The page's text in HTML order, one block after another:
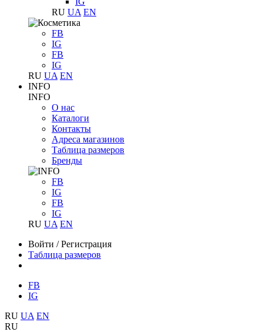
RU UA EN
FB
IG
FB
IG
RU UA EN
INFO
INFO
О нас
Каталоги
Контакты
Адреса магазинов
Таблица размеров
Бренды
FB
IG
FB
IG
RU UA EN
Войти /Регистрация
Таблица размеров
FB
IG
RU UA EN
RU